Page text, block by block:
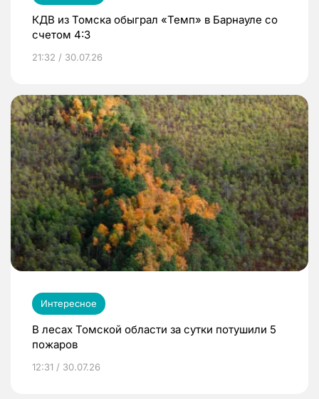
КДВ из Томска обыграл «Темп» в Барнауле со
счетом 4:3
21:32 / 30.07.26
Интересное
В лесах Томской области за сутки потушили 5
пожаров
12:31 / 30.07.26